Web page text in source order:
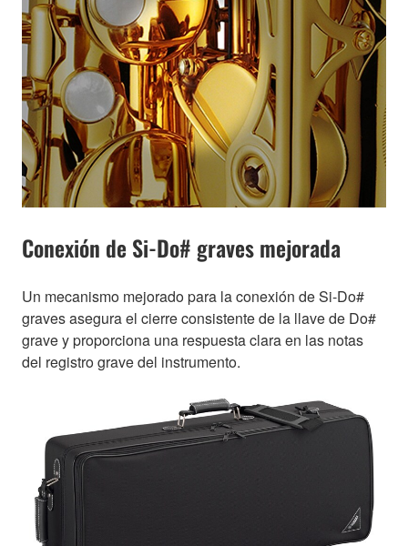
Conexión de Si-Do# graves mejorada
Un mecanismo mejorado para la conexión de Si-Do#
graves asegura el cierre consistente de la llave de Do#
grave y proporciona una respuesta clara en las notas
del registro grave del instrumento.